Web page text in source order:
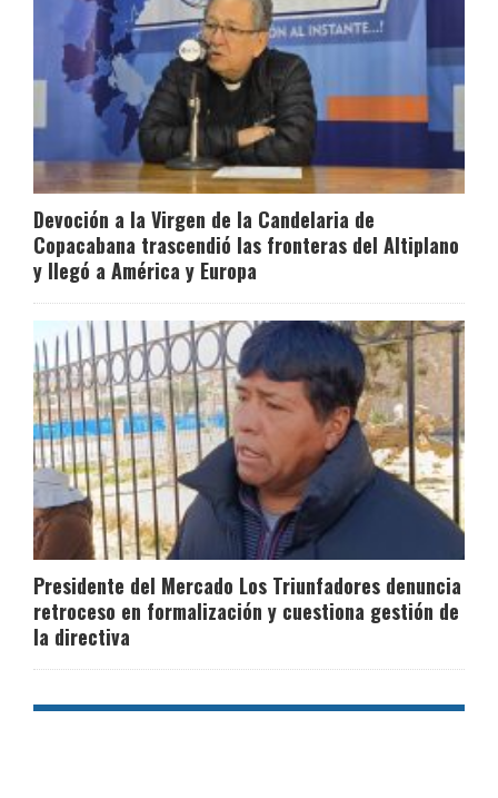
Devoción a la Virgen de la Candelaria de
Copacabana trascendió las fronteras del Altiplano
y llegó a América y Europa
Presidente del Mercado Los Triunfadores denuncia
retroceso en formalización y cuestiona gestión de
la directiva